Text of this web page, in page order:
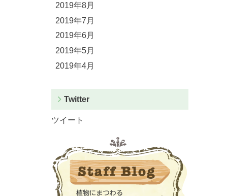
2019年8月
2019年7月
2019年6月
2019年5月
2019年4月
Twitter
ツイート